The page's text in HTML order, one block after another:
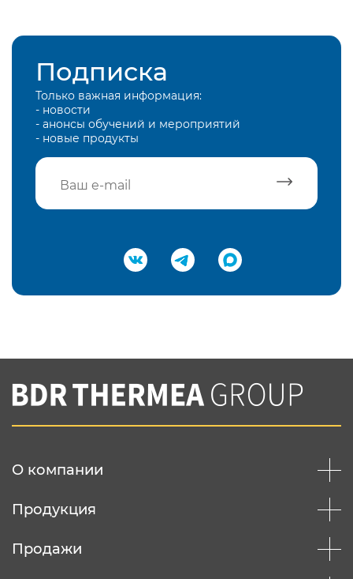
Подписка
Только важная информация:
- новости
- анонсы обучений и мероприятий
- новые продукты
Подтвердить e-mail
Вы соглашаетесь с нашей политикой
конфеденциальности
О компании
Продукция
Продажи